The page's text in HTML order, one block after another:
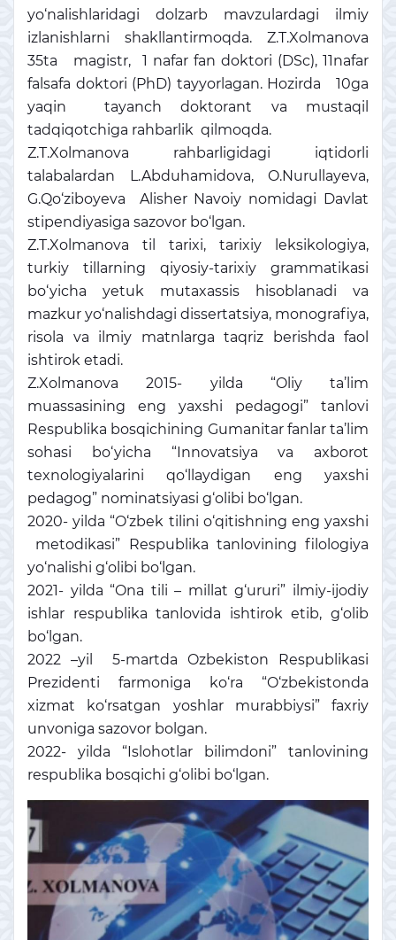
yo‘nalishlaridagi dolzarb mavzulardagi ilmiy
izlanishlarni shakllantirmoqda. Z.T.Xolmanova
35ta magistr, 1 nafar fan doktori (DSc), 11nafar
falsafa doktori (PhD) tayyorlagan. Hozirda 10ga
yaqin tayanch doktorant va mustaqil
tadqiqotchiga rahbarlik qilmoqda.
Z.T.Xolmanova rahbarligidagi iqtidorli
talabalardan L.Abduhamidova, O.Nurullayeva,
G.Qo‘ziboyeva Alisher Navoiy nomidagi Davlat
stipendiyasiga sazovor bo‘lgan.
Z.T.Xolmanova til tarixi, tarixiy leksikologiya,
turkiy tillarning qiyosiy-tarixiy grammatikasi
bo‘yicha yetuk mutaxassis hisoblanadi va
mazkur yo‘nalishdagi dissertatsiya, monografiya,
risola va ilmiy matnlarga taqriz berishda faol
ishtirok etadi.
Z.Xolmanova 2015- yilda “Oliy ta’lim
muassasining eng yaxshi pedagogi” tanlovi
Respublika bosqichining Gumanitar fanlar ta’lim
sohasi bo‘yicha “Innovatsiya va axborot
texnologiyalarini qo‘llaydigan eng yaxshi
pedagog” nominatsiyasi g‘olibi bo‘lgan.
2020- yilda “O‘zbek tilini o‘qitishning eng yaxshi
metodikasi” Respublika tanlovining filologiya
yo‘nalishi g‘olibi bo‘lgan.
2021- yilda “Ona tili – millat g‘ururi” ilmiy-ijodiy
ishlar respublika tanlovida ishtirok etib, g‘olib
bo‘lgan.
2022 –yil 5-martda Ozbekiston Respublikasi
Prezidenti farmoniga ko‘ra “O‘zbekistonda
xizmat ko‘rsatgan yoshlar murabbiysi” faxriy
unvoniga sazovor bolgan.
2022- yilda “Islohotlar bilimdoni” tanlovining
respublika bosqichi g‘olibi bo‘lgan.